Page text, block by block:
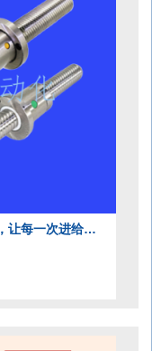
关系。
”
件行业的标杆”
精密传动，稳行致远｜春信滚珠丝杆，让每一次进给都可靠